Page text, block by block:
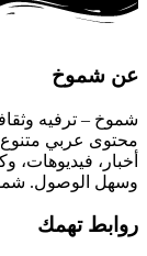
عن شموخ
محتوى عربي متنوع
أخبار،
وسهل الوصول.
روابط تهمك